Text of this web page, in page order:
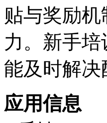
贴与奖励
力。新手
能及时解
应用信息